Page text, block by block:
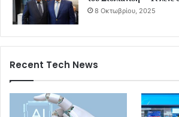
8 Οκτωβρίου, 2025
Recent Tech News